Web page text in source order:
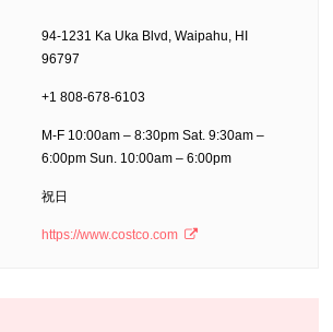
94-1231 Ka Uka Blvd, Waipahu, HI
96797
+1 808-678-6103
M-F 10:00am – 8:30pm Sat. 9:30am –
6:00pm Sun. 10:00am – 6:00pm
祝日
https://www.costco.com